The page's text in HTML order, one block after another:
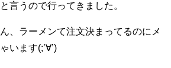
言うので行ってきました。
、ラーメンて注文決まってるのにメ
います(;’∀’)